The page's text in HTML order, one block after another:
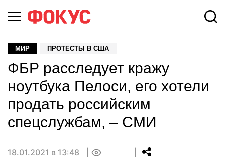
МИР ПРОТЕСТЫ В США
ФБР расследует кражу
ноутбука Пелоси, его хотели
продать российским
спецслужбам, – СМИ
18.01.2021 в 13:48